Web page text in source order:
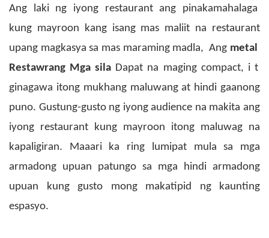
Ang laki ng iyong restaurant ang pinakamahalaga
kung mayroon kang isang mas maliit na restaurant
upang magkasya sa mas maraming madla, Ang metal
Restawrang Mga sila Dapat na maging compact, i t
ginagawa itong mukhang maluwang at hindi gaanong
puno. Gustung-gusto ng iyong audience na makita ang
iyong restaurant kung mayroon itong maluwag na
kapaligiran. Maaari ka ring lumipat mula sa mga
armadong upuan patungo sa mga hindi armadong
upuan kung gusto mong makatipid ng kaunting
espasyo.